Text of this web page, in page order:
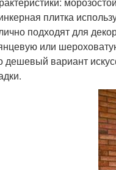
плитка
подходят для
или
дешевый вариант